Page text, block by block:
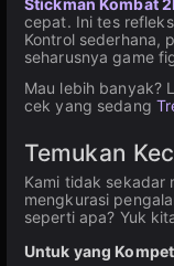
Stickman Kombat
cepat. Ini tes
Kontrol sederhana,
seharusnya game
Mau lebih banyak?
cek yang sedang
Temukan
Kami tidak sekadar
mengkurasi
seperti apa? Yuk
Untuk yang